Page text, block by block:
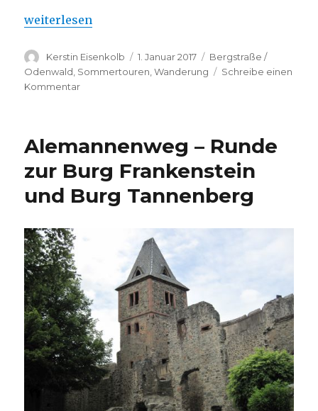
„Alemannenweg – Lützelbach“
weiterlesen
Autor
Kerstin Eisenkolb
Veröffentlicht
am
1. Januar 2017 Kategorien
Bergstraße /
Odenwald Sommertouren ,Wanderung
Schreibe einen
Kommentarzu
Alemannenweg – Runde
zur Burg Frankenstein
und Burg Tannenberg